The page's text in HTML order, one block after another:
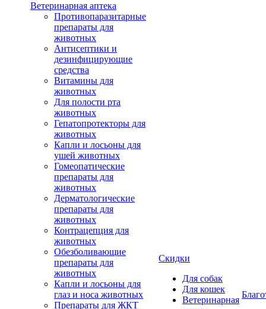
Ветеринарная аптека
Противопаразитарные
препараты для
животных
Антисептики и
дезинфицирующие
средства
Витамины для
животных
Для полости рта
животных
Гепатопротекторы для
животных
Капли и лосьоны для
ушей животных
Гомеопатические
препараты для
животных
Дерматологические
препараты для
животных
Контрацепция для
животных
Обезболивающие
препараты для
животных
Капли и лосьоны для
глаз и носа животных
Препараты для ЖКТ
Скидки
Для собак
Для кошек
Ветеринарная